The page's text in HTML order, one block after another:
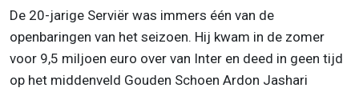
De 20-jarige Serviër was immers één van de
openbaringen van het seizoen. Hij kwam in de zomer
voor 9,5 miljoen euro over van Inter en deed in geen tijd
op het middenveld Gouden Schoen Ardon Jashari